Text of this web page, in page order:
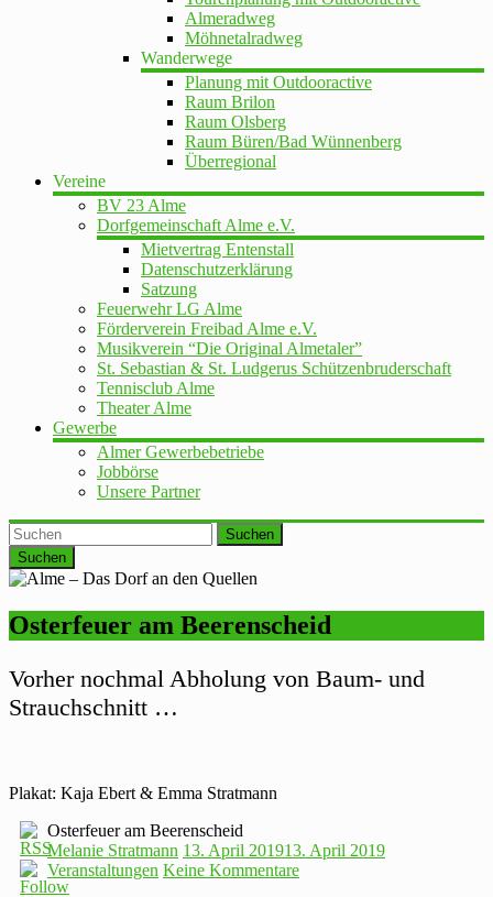
Almeradweg
Möhnetalradweg
Wanderwege
Planung mit Outdooractive
Raum Brilon
Raum Olsberg
Raum Büren/Bad Wünnenberg
Überregional
Vereine
BV 23 Alme
Dorfgemeinschaft Alme e.V.
Mietvertrag Entenstall
Datenschutzerklärung
Satzung
Feuerwehr LG Alme
Förderverein Freibad Alme e.V.
Musikverein “Die Original Almetaler”
St. Sebastian & St. Ludgerus Schützenbruderschaft
Tennisclub Alme
Theater Alme
Gewerbe
Almer Gewerbebetriebe
Jobbörse
Unsere Partner
Suchen
Osterfeuer am Beerenscheid
Vorher nochmal Abholung von Baum- und
Strauchschnitt …
Plakat: Kaja Ebert & Emma Stratmann
Osterfeuer am Beerenscheid
Melanie Stratmann 13. April 201913. April 2019
Veranstaltungen Keine Kommentare